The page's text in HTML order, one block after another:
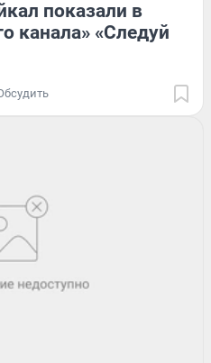
показали в
канала» «Следуй